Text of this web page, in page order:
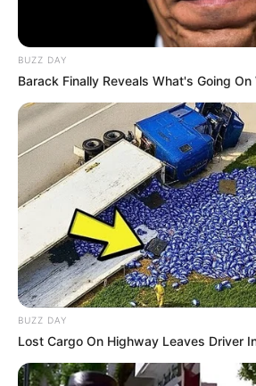
BUZZ DAY
Barack Finally Reveals What's Going
BUZZ DAY
Lost Cargo On Highway Leaves Driver